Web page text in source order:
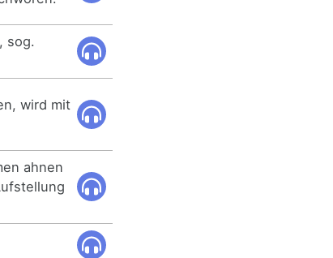
sog.
wird mit
ahnen